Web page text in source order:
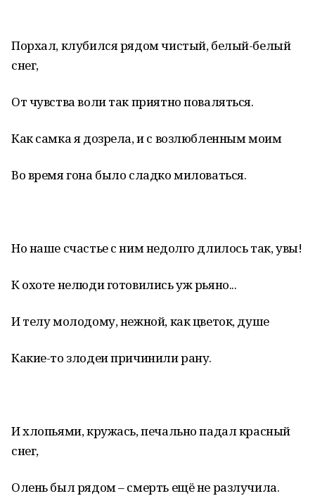
Порхал, клубился рядом чистый, белый-белый
снег,
От чувства воли так приятно поваляться.
Как самка я дозрела, и с возлюбленным моим
Во время гона было сладко миловаться.
Но наше счастье с ним недолго длилось так, увы!
К охоте нелюди готовились уж рьяно...
И телу молодому, нежной, как цветок, душе
Какие-то злодеи причинили рану.
И хлопьями, кружась, печально падал красный
снег,
Олень был рядом – смерть ещё не разлучила.